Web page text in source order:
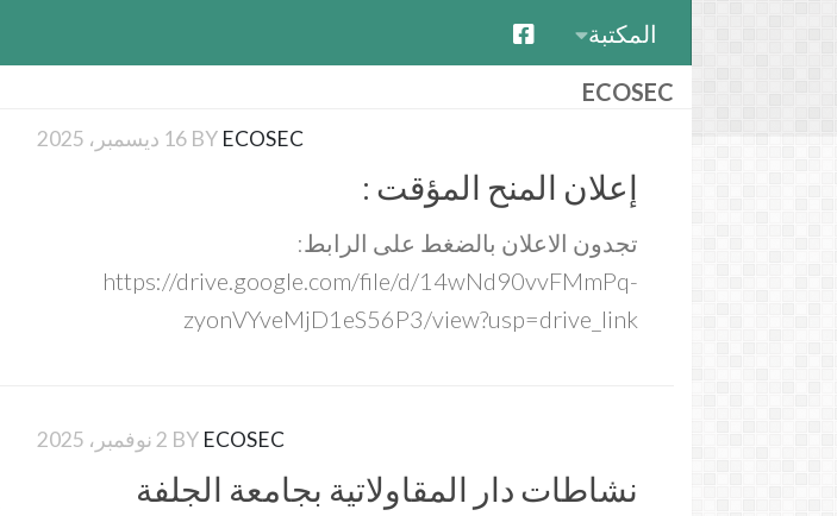
المكتبة
ECOSEC
16 ديسمبر، 2025 BY ECOSEC
إعلان المنح المؤقت :
تجدون الاعلان بالضغط على الرابط:
https://drive.google.com/file/d/14wNd90vvFMmPq-
zyonVYveMjD1eS56P3/view?usp=drive_link
2 نوفمبر، 2025 BY ECOSEC
نشاطات دار المقاولاتية بجامعة الجلفة